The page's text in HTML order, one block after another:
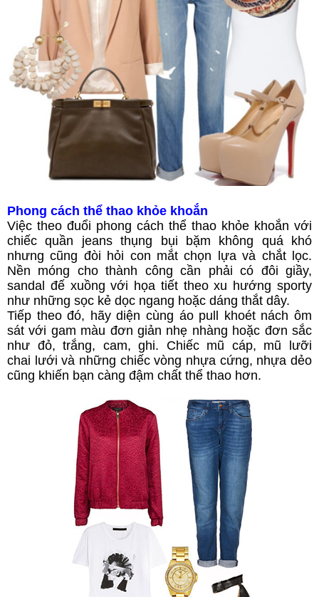
Phong cách thể thao khỏe khoắn
Việc theo đuổi phong cách thể thao khỏe khoắn với
chiếc quần jeans thụng bụi bặm không quá khó
nhưng cũng đòi hỏi con mắt chọn lựa và chắt lọc.
Nền móng cho thành công cần phải có đôi giầy,
sandal đế xuồng với họa tiết theo xu hướng sporty
như những sọc kẻ dọc ngang hoặc dáng thắt dây.
Tiếp theo đó, hãy diện cùng áo pull khoét nách ôm
sát với gam màu đơn giản nhẹ nhàng hoặc đơn sắc
như đỏ, trắng, cam, ghi. Chiếc mũ cáp, mũ lưỡi
chai lưới và những chiếc vòng nhựa cứng, nhựa dẻo
cũng khiến bạn càng đậm chất thể thao hơn.